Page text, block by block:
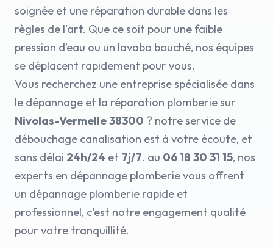
soignée et une réparation durable dans les
règles de l'art. Que ce soit pour une faible
pression d’eau ou un lavabo bouché, nos équipes
se déplacent rapidement pour vous.
Vous recherchez une entreprise spécialisée dans
le dépannage et la réparation plomberie sur
Nivolas-Vermelle 38300 ? notre service de
débouchage canalisation est à votre écoute, et
sans délai 24h/24 et 7j/7. au 06 18 30 31 15, nos
experts en dépannage plomberie vous offrent
un dépannage plomberie rapide et
professionnel, c'est notre engagement qualité
pour votre tranquillité.